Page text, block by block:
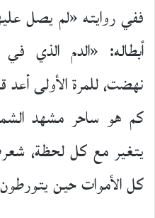
ففي روايته «لم يصل
أبطاله: «الدم الذي
نهضت، للمرة الأولى
كم هو ساحر مشهد
يتغير مع كل لحظة،
كل الأموات حين